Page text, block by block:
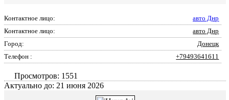
Контактное лицо:
авто Днр
Контактное лицо:
авто Днр
Город:
Донецк
Телефон :
+79493641611
Просмотров: 1551
Актуально до: 21 июня 2026